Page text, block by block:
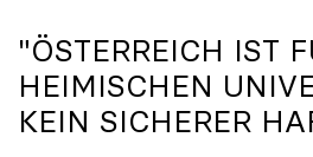
"ÖSTERREICH IST
HEIMISCHEN
KEIN SICHERER